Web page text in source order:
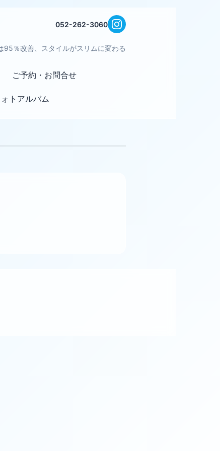
052-262-3060
95％改善、スタイルがスリムに変わる
ご予約・お問合せ
トアルバム